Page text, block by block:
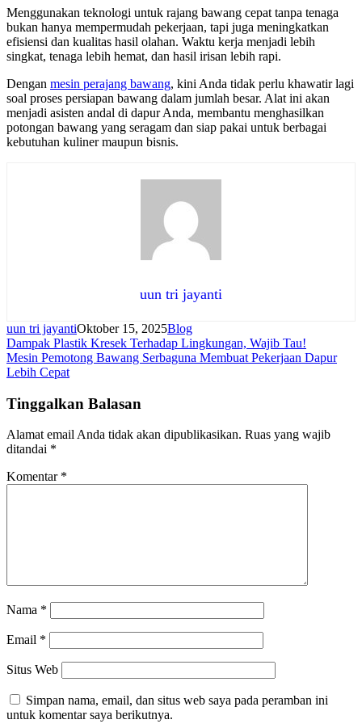
Menggunakan teknologi untuk rajang bawang cepat tanpa tenaga
bukan hanya mempermudah pekerjaan, tapi juga meningkatkan
efisiensi dan kualitas hasil olahan. Waktu kerja menjadi lebih
singkat, tenaga lebih hemat, dan hasil irisan lebih rapi.
Dengan mesin perajang bawang, kini Anda tidak perlu khawatir lagi
soal proses persiapan bawang dalam jumlah besar. Alat ini akan
menjadi asisten andal di dapur Anda, membantu menghasilkan
potongan bawang yang seragam dan siap pakai untuk berbagai
kebutuhan kuliner maupun bisnis.
uun tri jayanti
uun tri jayantiOktober 15, 2025Blog
Navigasi
pos
Dampak Plastik Kresek Terhadap Lingkungan, Wajib Tau!
Mesin Pemotong Bawang Serbaguna Membuat Pekerjaan Dapur
Lebih Cepat
Tinggalkan Balasan
Alamat email Anda tidak akan dipublikasikan. Ruas yang wajib
ditandai *
Komentar *
Nama *
Email *
Situs Web
Simpan nama, email, dan situs web saya pada peramban ini
untuk komentar saya berikutnya.